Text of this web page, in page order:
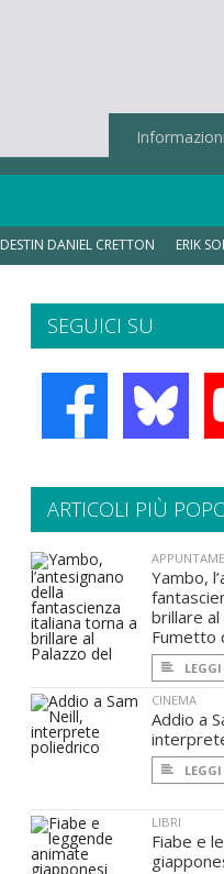
Informazioni
DESTIN DANIEL CRETTON ERIK
SEGUICI SU
ARTICOLI PIÙ
Yambo,
brillare al
Fumetto
LEGGI
CINEMA
Addio a
LEGGI
LIBRI
Fiabe e